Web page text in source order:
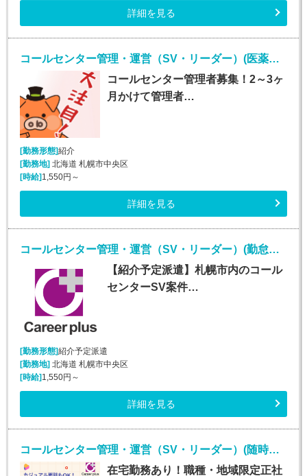
詳細を見る
コールセンター管理・運営（SV・リーダー）(医薬品通販受注業務)
コールセンター管理者募集！2～3ヶ
月かけて管理者…
[勤務形態]紹介
[勤務地] 北海道 札幌市中央区
[時給] 1,550円～
詳細を見る
コールセンター管理・運営（SV・リーダー）(勤怠管理システムヘルプデスク)
【紹介予定派遣】札幌市内のコール
センターSV案件…
[勤務形態]紹介予定派遣
[勤務地] 北海道 札幌市中央区
[時給] 1,550円～
詳細を見る
コールセンター管理・運営（SV・リーダー）(随時～長期*限定正社員*インサイドセールストレーナー)
在宅勤務あり！職種・地域限定正社